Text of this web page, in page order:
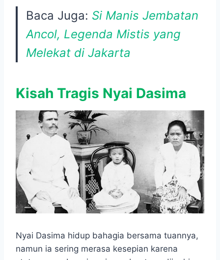
Baca Juga: Si Manis Jembatan
Ancol, Legenda Mistis yang
Melekat di Jakarta
Kisah Tragis Nyai Dasima
Nyai Dasima hidup bahagia bersama tuannya,
namun ia sering merasa kesepian karena